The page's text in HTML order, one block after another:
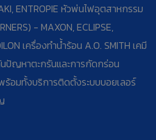
ENTROPIE หัวพ่นไฟอุตสาหกรรม
- MAXON, ECLIPSE,
เครื่องทำน้ำร้อน A.O. SMITH เคมี
ปัญหาตะกรันและการกัดกร่อน
ร้อมทั้งบริการติดตั้งระบบบอยเลอร์